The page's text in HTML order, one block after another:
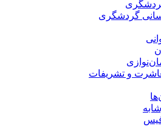
گردشگری
و تشریفات